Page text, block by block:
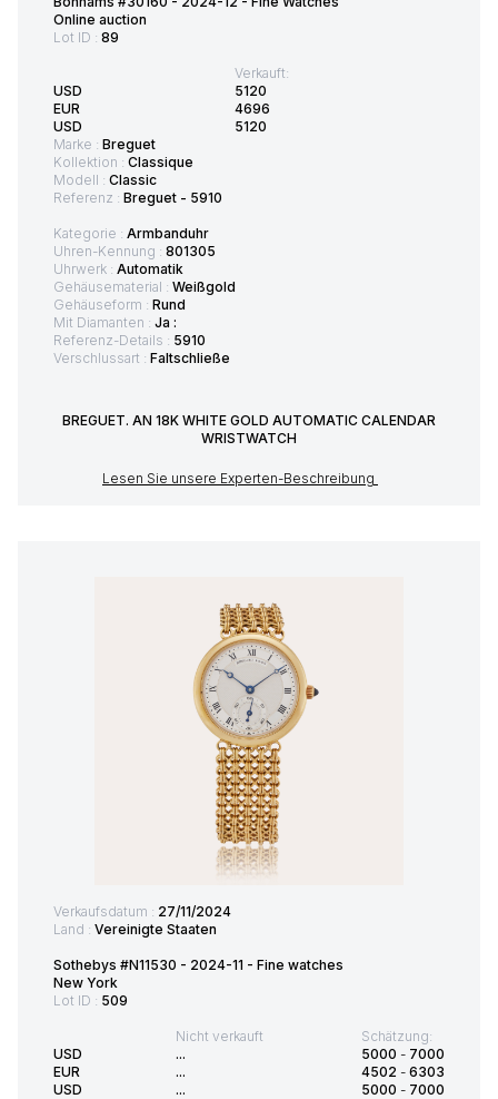
Online auction
Lot ID : 89
USD
EUR
USD
Verkauft:
5120
4696
5120
Marke : Breguet
Kollektion : Classique
Modell : Classic
Referenz : Breguet - 5910
Kategorie : Armbanduhr
Uhren-Kennung : 801305
Uhrwerk : Automatik
Gehäusematerial : Weißgold
Gehäuseform : Rund
Mit Diamanten : Ja :
Referenz-Details : 5910
Verschlussart : Faltschließe
BREGUET. AN 18K WHITE GOLD AUTOMATIC CALENDAR
WRISTWATCH
Lesen Sie unsere Experten-Beschreibung
Verkaufsdatum : 27/11/2024
Land : Vereinigte Staaten
Sothebys #N11530 - 2024-11 - Fine watches
New York
Lot ID : 509
USD
EUR
USD
Nicht verkauft
...
...
...
Schätzung:
5000 - 7000
4502 - 6303
5000 - 7000